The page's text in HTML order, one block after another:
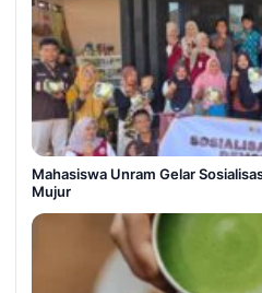
Mahasiswa Unram Gelar
Mujur